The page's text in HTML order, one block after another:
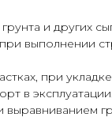
и других
выполнении
при
в эксплуатации.
выравниванием